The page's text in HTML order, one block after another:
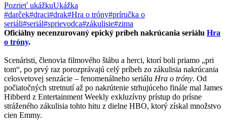
Pozrieť ukážkuUkážka
#darček#draci#drak#Hra o tróny#príručka o
seriáli#seriál#sprievodca#zákulisie#zima
Oficiálny necenzurovaný epický príbeh nakrúcania seriálu Hra
o tróny.
Scenáristi, členovia filmového štábu a herci, ktorí boli priamo „pri
tom“, po prvý raz porozprávajú celý príbeh zo zákulisia nakrúcania
celosvetovej senzácie – fenomenálneho seriálu Hra o tróny. Od
počiatočných stretnutí až po nakrútenie strhujúceho finále mal James
Hibberd z Entertainment Weekly exkluzívny prístup do prísne
stráženého zákulisia tohto hitu z dielne HBO, ktorý získal množstvo
cien Emmy.